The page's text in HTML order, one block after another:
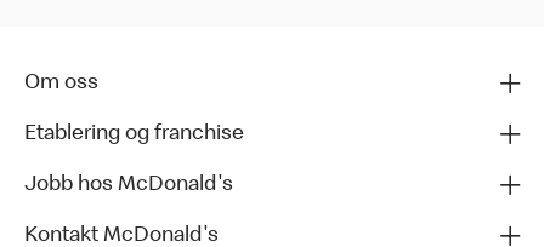
Om oss
Etablering og franchise
Jobb hos McDonald's
Kontakt McDonald's